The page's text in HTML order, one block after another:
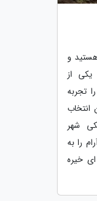
و
از
تجربه
انتخاب
شهر
را به
خیره